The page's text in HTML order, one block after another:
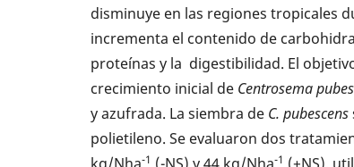
disminuye en las regiones tropicales
incrementa el contenido de
proteínas y la digestibilidad. El
crecimiento inicial de Centrosema
y azufrada. La siembra de C. pubescens
polietileno. Se evaluaron dos
-1 -1